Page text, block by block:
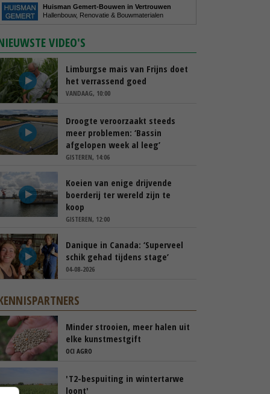
Huisman Gemert-Bouwen in Vertrouwen
Hallenbouw, Renovatie & Bouwmaterialen
VIDEO'S
Limburgse mais van Frijns doet
het verrassend goed
VANDAAG, 10:00
Droogte veroorzaakt steeds
meer problemen: ‘Bassin
afgelopen week al leeg’
GISTEREN, 14:06
Koeien van enige drijvende
boerderij ter wereld zijn te
koop
GISTEREN, 12:00
Danique in Canada: ‘Superveel
schik gehad tijdens stage’
04-08-2026
Minder strooien, meer halen uit
elke kunstmestgift
OCI AGRO
'T2-bespuiting in wintertarwe
loont'